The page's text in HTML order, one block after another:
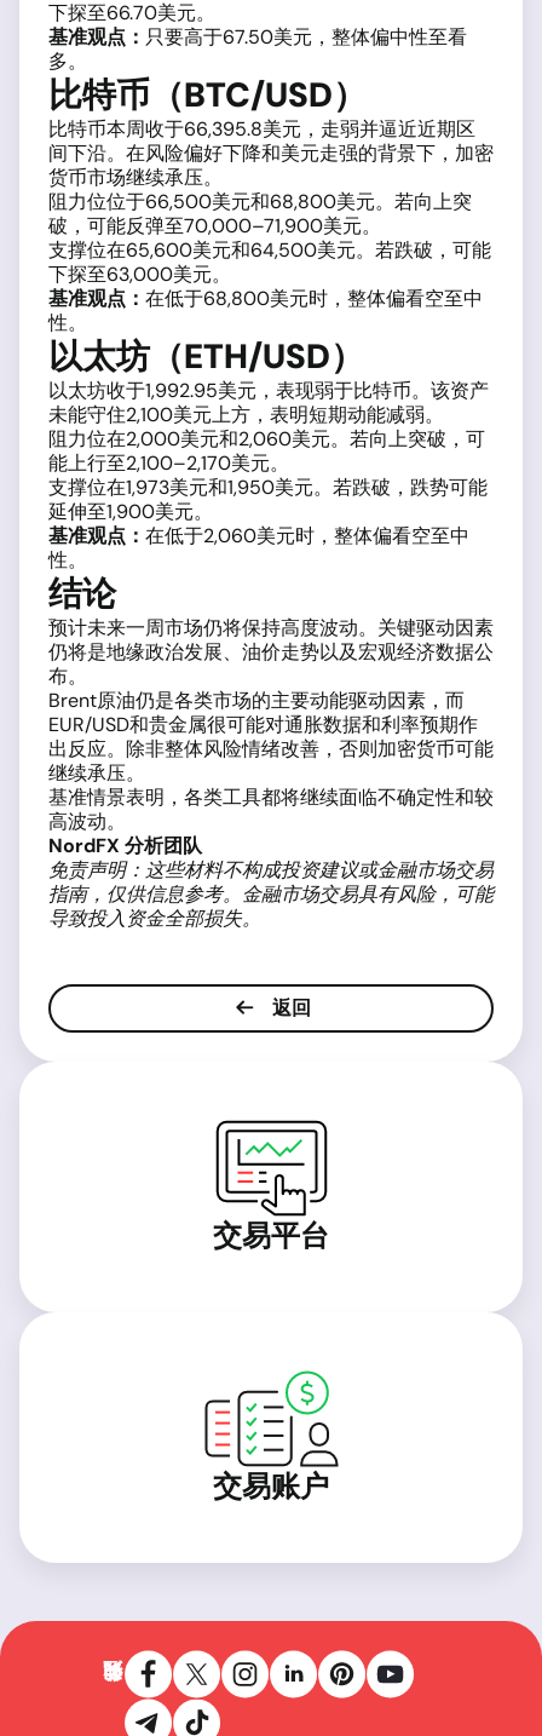
下探至66.70美元。
基准观点： 只要高于67.50美元，整体偏中性至看
多。
比特币（BTC/USD）
比特币本周收于66,395.8美元，走弱并逼近近期区
间下沿。在风险偏好下降和美元走强的背景下，加密
货币市场继续承压。
阻力位位于66,500美元和68,800美元。若向上突
破，可能反弹至70,000–71,900美元。
支撑位在65,600美元和64,500美元。若跌破，可能
下探至63,000美元。
基准观点： 在低于68,800美元时，整体偏看空至中
性。
以太坊（ETH/USD）
以太坊收于1,992.95美元，表现弱于比特币。该资产
未能守住2,100美元上方，表明短期动能减弱。
阻力位在2,000美元和2,060美元。若向上突破，可
能上行至2,100–2,170美元。
支撑位在1,973美元和1,950美元。若跌破，跌势可能
延伸至1,900美元。
基准观点： 在低于2,060美元时，整体偏看空至中
性。
结论
预计未来一周市场仍将保持高度波动。关键驱动因素
仍将是地缘政治发展、油价走势以及宏观经济数据公
布。
Brent原油仍是各类市场的主要动能驱动因素，而
EUR/USD和贵金属很可能对通胀数据和利率预期作
出反应。除非整体风险情绪改善，否则加密货币可能
继续承压。
基准情景表明，各类工具都将继续面临不确定性和较
高波动。
NordFX 分析团队
免责声明：这些材料不构成投资建议或金融市场交易
指南，仅供信息参考。金融市场交易具有风险，可能
导致投入资金全部损失。
返回
交易平台
交易账户